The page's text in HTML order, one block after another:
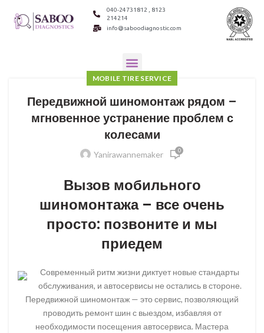
040-24731812 , 8123
214214
info@saboodiagnostic.com
MOBILE TIRE SERVICE
Передвижной шиномонтаж рядом –
мгновенное устранение проблем с
колесами
Yanirawannemaker 0
Вызов мобильного
шиномонтажа – все очень
просто: позвоните и мы
приедем
Современный ритм жизни диктует новые стандарты
обслуживания, и автосервисы не остались в стороне.
Передвижной шиномонтаж — это сервис, позволяющий
проводить ремонт шин с выездом, избавляя от
необходимости посещения автосервиса. Мастера